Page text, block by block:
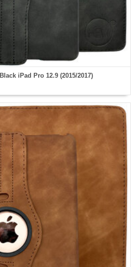
iPad Pro 12.9 (2015/2017)